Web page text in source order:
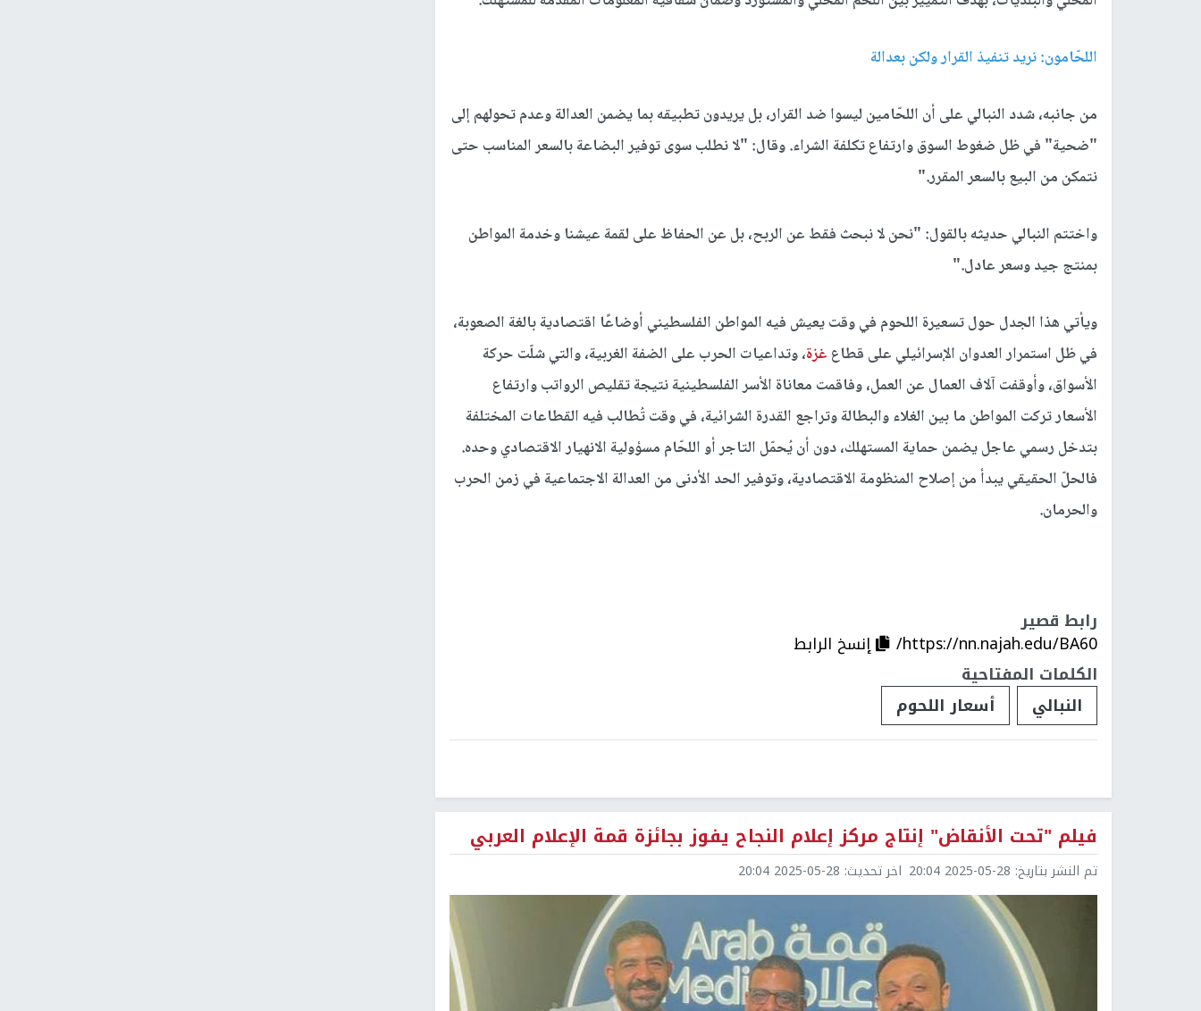
اللحّامون: نريد تنفيذ القرار ولكن بعدالة
من جانبه، شدد النبالي على أن اللحّامين ليسوا ضد القرار، بل يريدون تطبيقه بما يضمن العدالة وعدم تحولهم إلى
"ضحية" في ظل ضغوط السوق وارتفاع تكلفة الشراء. وقال: "لا نطلب سوى توفير البضاعة بالسعر المناسب حتى
نتمكن من البيع بالسعر المقرر".
واختتم النبالي حديثه بالقول: "نحن لا نبحث فقط عن الربح، بل عن الحفاظ على لقمة عيشنا وخدمة المواطن
بمنتج جيد وسعر عادل".
ويأتي هذا الجدل حول تسعيرة اللحوم في وقت يعيش فيه المواطن الفلسطيني أوضاعًا اقتصادية بالغة الصعوبة،
في ظل استمرار العدوان الإسرائيلي على قطاع غزة، وتداعيات الحرب على الضفة الغربية، والتي شلّت حركة
الأسواق، وأوقفت آلاف العمال عن العمل، وفاقمت معاناة الأسر الفلسطينية نتيجة تقليص الرواتب وارتفاع
الأسعار تركت المواطن ما بين الغلاء والبطالة وتراجع القدرة الشرائية، في وقت تُطالب فيه القطاعات المختلفة
بتدخل رسمي عاجل يضمن حماية المستهلك، دون أن يُحمّل التاجر أو اللحّام مسؤولية الانهيار الاقتصادي وحده.
فالحلّ الحقيقي يبدأ من إصلاح المنظومة الاقتصادية، وتوفير الحد الأدنى من العدالة الاجتماعية في زمن الحرب
والحرمان.
رابط قصير
https://nn.najah.edu/BA60/
إنسخ الرابط
الكلمات المفتاحية
النبالي
أسعار اللحوم
فيلم "تحت الأنقاض" إنتاج مركز إعلام النجاح يفوز بجائزة قمة الإعلام العربي
تم النشر بتاريخ: 2025-05-28 20:04 اخر تحديث: 2025-05-28 20:04